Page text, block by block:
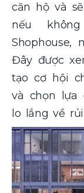
căn hộ và
nếu
Shophouse,
Đây được
tạo cơ hội
và chọn lựa
lo lắng về